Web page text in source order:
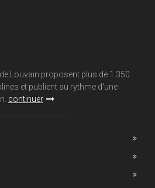
Louvain proposent plus de 1 350
et publient au rythme d'une
continuer